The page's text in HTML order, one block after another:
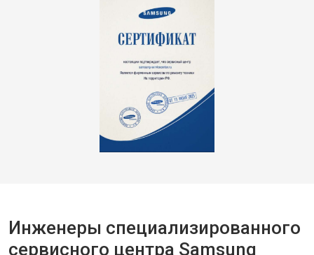
Инженеры специализированного
сервисного центра Samsung